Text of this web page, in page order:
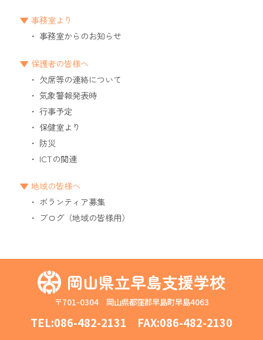
事務室より
事務室からのお知らせ
保護者の皆様へ
欠席等の連絡について
気象警報発表時
行事予定
保健室より
防災
ICTの関連
地域の皆様へ
ボランティア募集
ブログ（地域の皆様用）
岡山県立早島支援学校
〒701-0304 岡山県都窪郡早島町早島4063
TEL:086-482-2131 FAX:086-482-2130